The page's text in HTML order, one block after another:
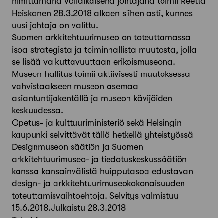
Heiskanen 28.3.2018 alkaen siihen asti, kunnes
uusi johtaja on valittu.
Suomen arkkitehtuurimuseo on toteuttamassa
isoa strategista ja toiminnallista muutosta, jolla
se lisää vaikuttavuuttaan erikoismuseona.
Museon hallitus toimii aktiivisesti muutoksessa
vahvistaakseen museon asemaa
asiantuntijakentällä ja museon kävijöiden
keskuudessa.
Opetus- ja kulttuuriministeriö sekä Helsingin
kaupunki selvittävät tällä hetkellä yhteistyössä
Designmuseon säätiön ja Suomen
arkkitehtuurimuseo- ja tiedotuskeskussäätiön
kanssa kansainvälistä huipputasoa edustavan
design- ja arkkitehtuurimuseokokonaisuuden
toteuttamisvaihtoehtoja. Selvitys valmistuu
15.6.2018.Julkaistu 28.3.2018